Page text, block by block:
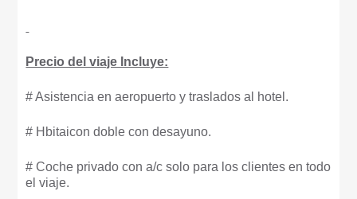
Precio del viaje Incluye:
# Asistencia en aeropuerto y traslados al hotel.
# Hbitaicon doble con desayuno.
# Coche privado con a/c solo para los clientes en todo
el viaje.